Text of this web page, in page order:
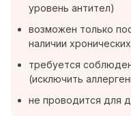
уровень антител)
возможен только
наличии
требуется
(исключить
не проводится для